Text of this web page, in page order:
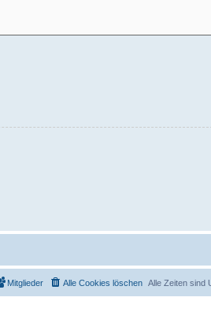
Alle Zeiten sind
Alle Cookies löschen
Mitglieder